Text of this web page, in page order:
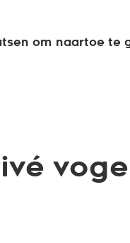
om naartoe te